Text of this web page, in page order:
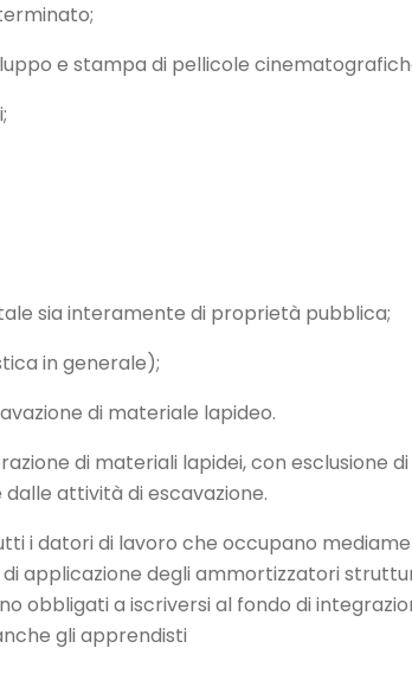
e stampa di pellicole
sia interamente di proprietà pubblica;
in generale);
di materiale lapideo.
di materiali lapidei, con esclusione
attività di escavazione.
i datori di lavoro che occupano
applicazione degli ammortizzatori
a iscriversi al fondo di
gli apprendisti